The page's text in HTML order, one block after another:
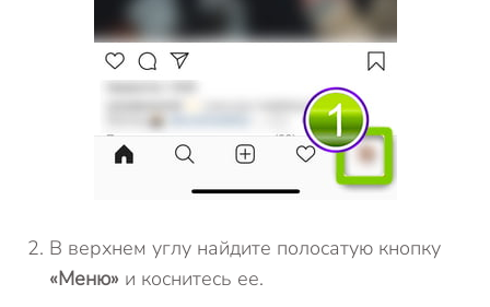
В верхнем углу найдите полосатую кнопку
«Меню» и коснитесь ее.